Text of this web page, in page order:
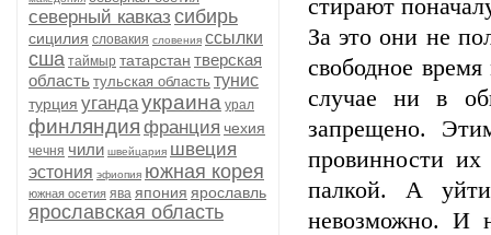
северный кавказ сибирь
сицилия словакия словения ссылки
сша таймыр татарстан тверская
область тульская область тунис
турция угандаукраина урал
финляндия франция чехия
чечня чили швейцария швеция
эстония эфиопия южная корея
южная осетия ява япония ярославль
ярославская область
стирают
За это они не
свободное
случае ни в
запрещено.
провинности
палкой. А
невозможно. И